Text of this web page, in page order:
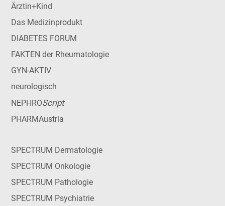
Ärztin+Kind
Das Medizinprodukt
DIABETES FORUM
FAKTEN der Rheumatologie
GYN-AKTIV
neurologisch
NEPHROScript
PHARMAustria
SPECTRUM Dermatologie
SPECTRUM Onkologie
SPECTRUM Pathologie
SPECTRUM Psychiatrie